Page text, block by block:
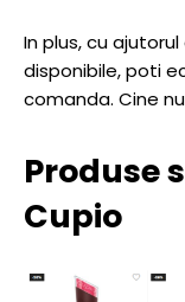
In plus, cu
disponibile, poti
comanda. Cine
Produse
Cupio